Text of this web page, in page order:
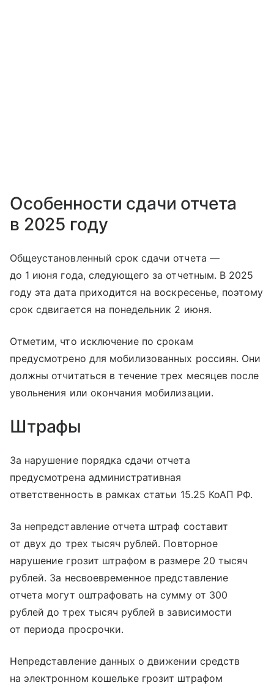
Особенности сдачи отчета
в 2025 году
Общеустановленный срок сдачи отчета —
до 1 июня года, следующего за отчетным. В 2025
году эта дата приходится на воскресенье, поэтому
срок сдвигается на понедельник 2 июня.
Отметим, что исключение по срокам
предусмотрено для мобилизованных россиян. Они
должны отчитаться в течение трех месяцев после
увольнения или окончания мобилизации.
Штрафы
За нарушение порядка сдачи отчета
предусмотрена административная
ответственность в рамках статьи 15.25 КоАП РФ.
За непредставление отчета штраф составит
от двух до трех тысяч рублей. Повторное
нарушение грозит штрафом в размере 20 тысяч
рублей. За несвоевременное представление
отчета могут оштрафовать на сумму от 300
рублей до трех тысяч рублей в зависимости
от периода просрочки.
Непредставление данных о движении средств
на электронном кошельке грозит штрафом